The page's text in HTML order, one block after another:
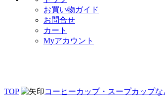
お買い物ガイド
お問合せ
カート
Myアカウント
TOP コーヒーカップ・スープカップな